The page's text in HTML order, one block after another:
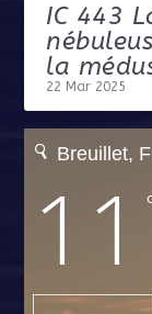
IC 443
la
22 Mar 2025